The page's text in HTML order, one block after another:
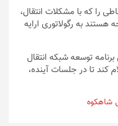
را که با مشکلات انتقال،
به رگولاتوری ارایه
توسعه شبکه انتقال
کند تا در جلسات آینده،
شاهکوه